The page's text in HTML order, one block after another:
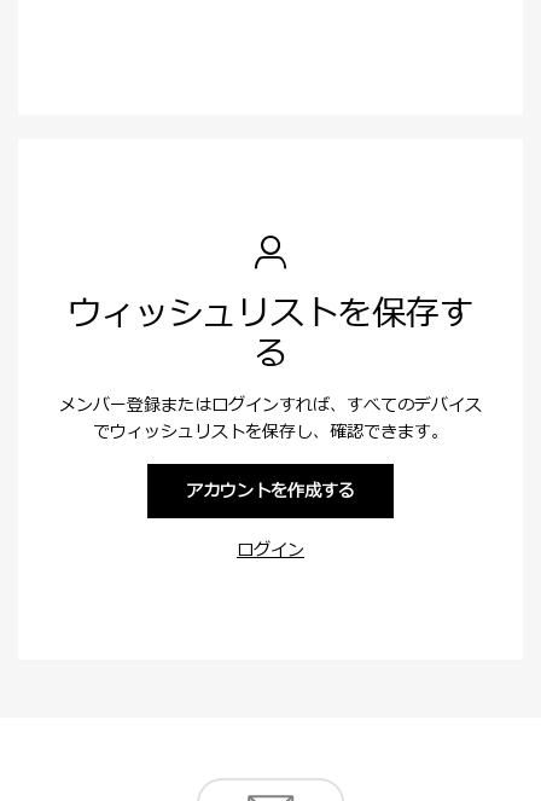
ウィッシュリストを保存す
る
メンバー登録またはログインすれば、すべてのデバイス
でウィッシュリストを保存し、確認できます。
アカウントを作成する
ログイン